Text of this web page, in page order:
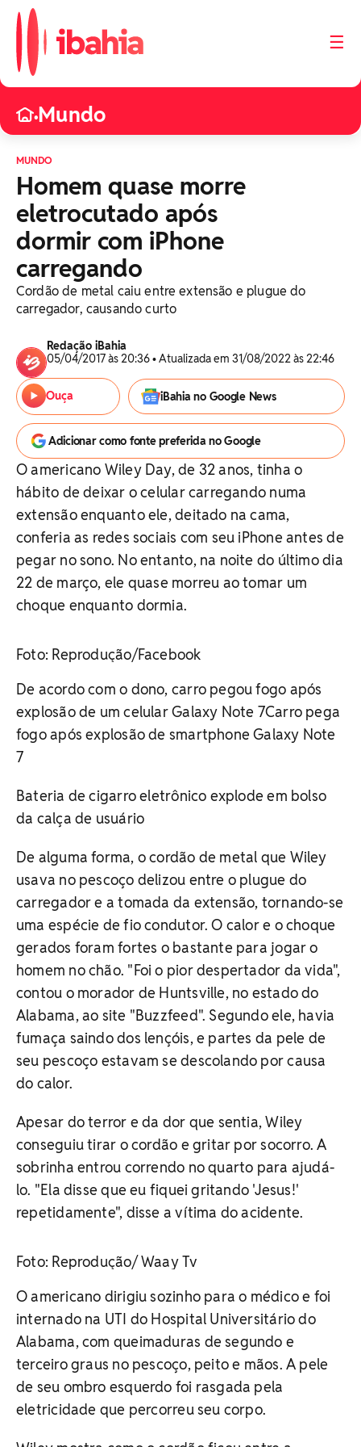
☰
•Mundo
MUNDO
Homem quase morre
eletrocutado após
dormir com iPhone
carregando
Cordão de metal caiu entre extensão e plugue do
carregador, causando curto
Redação iBahia
05/04/2017 às 20:36 • Atualizada em 31/08/2022 às 22:46
Ouça iBahia no Google News
Adicionar como fonte preferida no Google
O americano Wiley Day, de 32 anos, tinha o
hábito de deixar o celular carregando numa
extensão enquanto ele, deitado na cama,
conferia as redes sociais com seu iPhone antes de
pegar no sono. No entanto, na noite do último dia
22 de março, ele quase morreu ao tomar um
choque enquanto dormia.
Foto: Reprodução/Facebook
De acordo com o dono, carro pegou fogo após
explosão de um celular Galaxy Note 7Carro pega
fogo após explosão de smartphone Galaxy Note
7
Bateria de cigarro eletrônico explode em bolso
da calça de usuário
De alguma forma, o cordão de metal que Wiley
usava no pescoço delizou entre o plugue do
carregador e a tomada da extensão, tornando-se
uma espécie de fio condutor. O calor e o choque
gerados foram fortes o bastante para jogar o
homem no chão. "Foi o pior despertador da vida",
contou o morador de Huntsville, no estado do
Alabama, ao site "Buzzfeed". Segundo ele, havia
fumaça saindo dos lençóis, e partes da pele de
seu pescoço estavam se descolando por causa
do calor.
Apesar do terror e da dor que sentia, Wiley
conseguiu tirar o cordão e gritar por socorro. A
sobrinha entrou correndo no quarto para ajudá-
lo. "Ela disse que eu fiquei gritando 'Jesus!'
repetidamente", disse a vítima do acidente.
Foto: Reprodução/ Waay Tv
O americano dirigiu sozinho para o médico e foi
internado na UTI do Hospital Universitário do
Alabama, com queimaduras de segundo e
terceiro graus no pescoço, peito e mãos. A pele
de seu ombro esquerdo foi rasgada pela
eletricidade que percorreu seu corpo.